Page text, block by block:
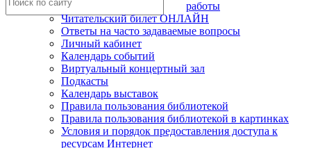
работы
Читательский билет ОНЛАЙН
Ответы на часто задаваемые вопросы
Личный кабинет
Календарь событий
Виртуальный концертный зал
Подкасты
Календарь выставок
Правила пользования библиотекой
Правила пользования библиотекой в картинках
Условия и порядок предоставления доступа к
ресурсам Интернет